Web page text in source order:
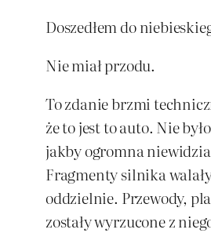
Doszedłem do
Nie miał przodu.
To zdanie brzmi
że to jest to auto. Nie
jakby ogromna
Fragmenty silnika
oddzielnie. Przewody,
zostały wyrzucone z